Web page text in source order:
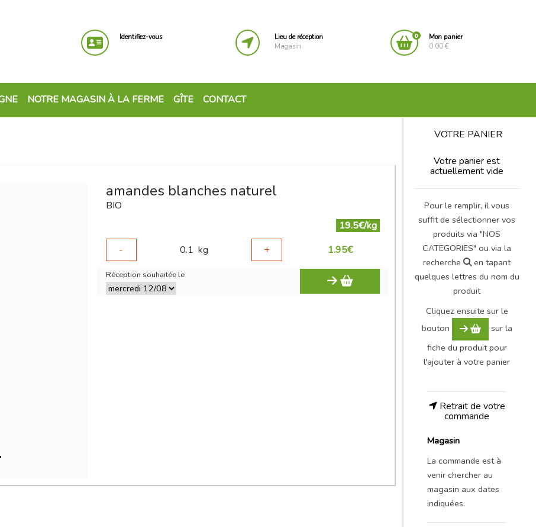
Identifiez-vous
Lieu de réception
Magasin
0
Mon panier
0.00 €
NOTRE MAGASIN À LA FERME GÎTE CONTACT
amandes blanches naturel
BIO
19.5€/kg
-
0.1 kg + 1.95€
Réception souhaitée le
VOTRE PANIER
Votre panier est
actuellement vide
Pour le remplir, il vous
suffit de sélectionner vos
produits via "NOS
CATEGORIES" ou via la
recherche
en tapant
quelques lettres du nom du
produit
Cliquez ensuite sur le
bouton
sur la
fiche du produit pour
l'ajouter à votre panier
Retrait de votre
commande
Magasin
La commande est à
venir chercher au
magasin aux dates
indiquées.